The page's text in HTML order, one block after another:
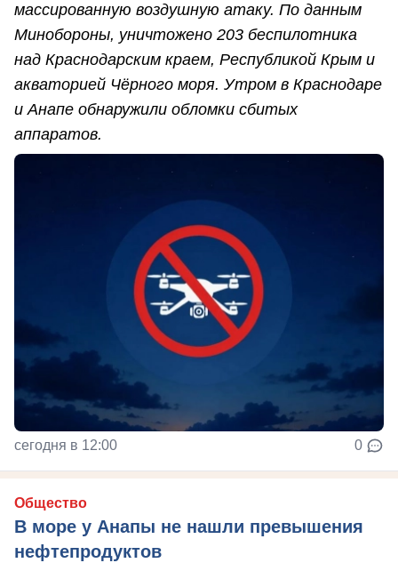
массированную воздушную атаку. По данным
Минобороны, уничтожено 203 беспилотника
над Краснодарским краем, Республикой Крым и
акваторией Чёрного моря. Утром в Краснодаре
и Анапе обнаружили обломки сбитых
аппаратов.
сегодня в 12:00 0
Общество
В море у Анапы не нашли превышения
нефтепродуктов